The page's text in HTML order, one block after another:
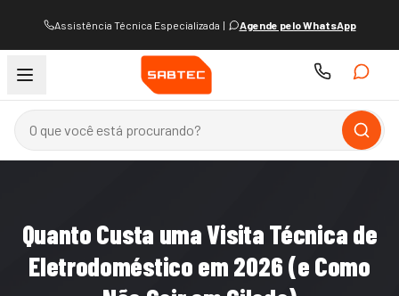
Assistência Técnica Especializada | Agende pelo WhatsApp
Quanto Custa uma Visita Técnica de
Eletrodoméstico em 2026 (e Como